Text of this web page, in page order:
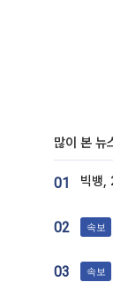
많이 본 뉴
01
02 속보
03 속보